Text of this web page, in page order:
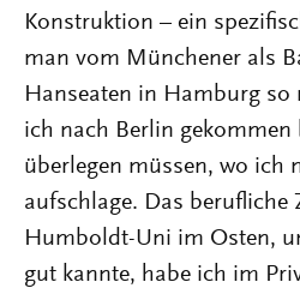
Konstruktion – ein
man vom Münchener als
Hanseaten in Hamburg so
ich nach Berlin gekommen
überlegen müssen, wo ich
aufschlage. Das berufliche
Humboldt-Uni im Osten,
gut kannte, habe ich im